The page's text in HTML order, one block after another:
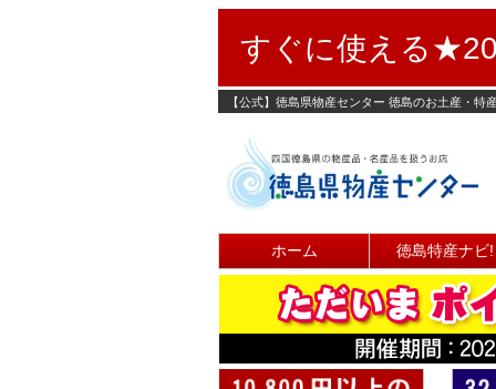
すぐに使える
【公式】徳島県物産センター 徳島のお土産・特
ホーム 徳島特産ナビ!